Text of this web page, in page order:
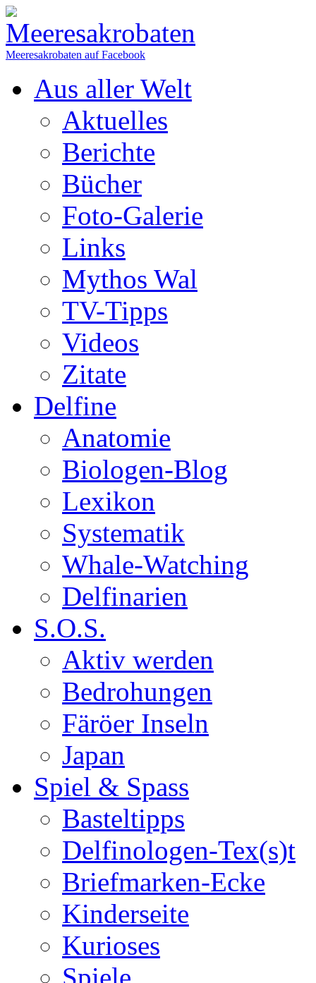
Meeresakrobaten auf Facebook
Aus aller Welt
Aktuelles
Berichte
Bücher
Foto-Galerie
Links
Mythos Wal
TV-Tipps
Videos
Zitate
Delfine
Anatomie
Biologen-Blog
Lexikon
Systematik
Whale-Watching
Delfinarien
S.O.S.
Aktiv werden
Bedrohungen
Färöer Inseln
Japan
Spiel & Spass
Basteltipps
Delfinologen-Tex(s)t
Briefmarken-Ecke
Kinderseite
Kurioses